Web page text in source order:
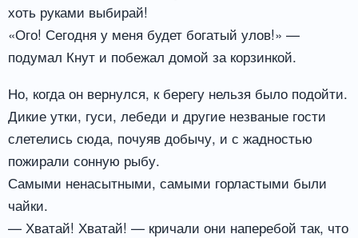
хоть руками выбирай!
«Ого! Сегодня у меня будет богатый улов!» —
подумал Кнут и побежал домой за корзинкой.
Но, когда он вернулся, к берегу нельзя было подойти.
Дикие утки, гуси, лебеди и другие незваные гости
слетелись сюда, почуяв добычу, и с жадностью
пожирали сонную рыбу.
Самыми ненасытными, самыми горластыми были
чайки.
— Хватай! Хватай! — кричали они наперебой так, что